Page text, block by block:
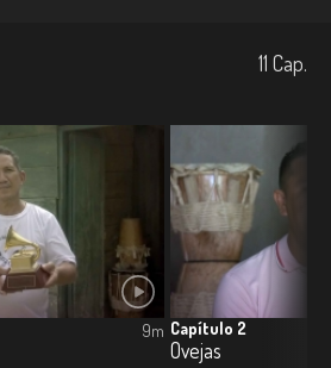
11 Cap.
9m Capítulo 2
Ovejas